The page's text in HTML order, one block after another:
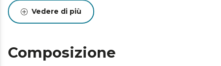
regolare per prolungare la durata del prodotto.
Vedere di più
Composizione